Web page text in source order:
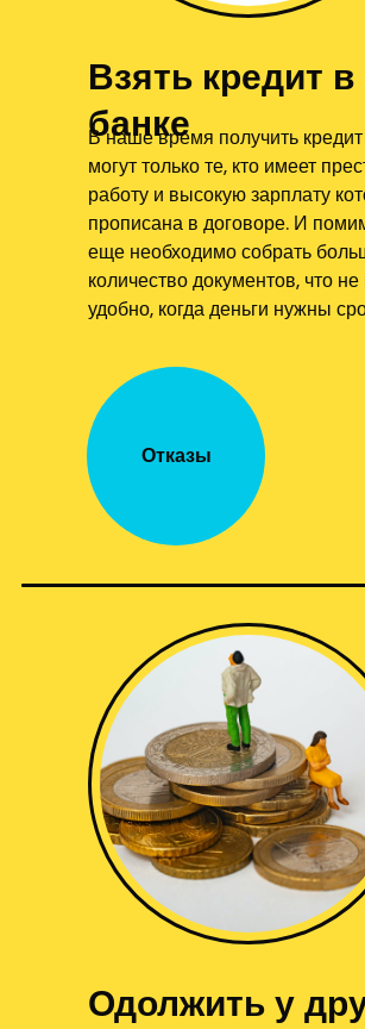
Отказы
В наше время получить
могут только те, кто имеет
работу и высокую зарплату
прописана в договоре. И
еще необходимо собрать
количество документов, что не
удобно, когда деньги нужны
Взять кредит в
банке
Одолжить у